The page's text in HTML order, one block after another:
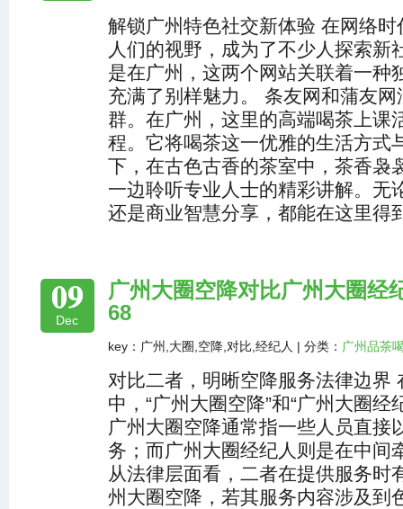
解锁广州特色社交新体验 在网络
人们的视野，成为了不少人探索新
是在广州，这两个网站关联着一种
充满了别样魅力。 条友网和蒲友
群。在广州，这里的高端喝茶上课
程。它将喝茶这一优雅的生活方式
下，在古色古香的茶室中，茶香袅
一边聆听专业人士的精彩讲解。无
还是商业智慧分享，都能在这里得
09
Dec
广州大圈空降对比广州大圈经
68
key：广州,大圈,空降,对比,经纪人 | 分类： 广州品茶
对比二者，明晰空降服务法律边界
中，“广州大圈空降”和“广州大圈
广州大圈空降通常指一些人员直接
务；而广州大圈经纪人则是在中间
从法律层面看，二者在提供服务时
州大圈空降，若其服务内容涉及到